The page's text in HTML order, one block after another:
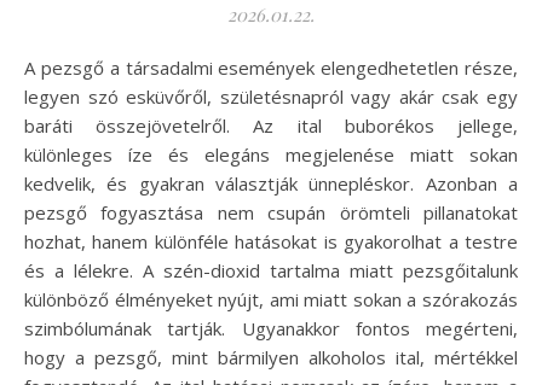
2026.01.22.
A pezsgő a társadalmi események elengedhetetlen része,
legyen szó esküvőről, születésnapról vagy akár csak egy
baráti összejövetelről. Az ital buborékos jellege,
különleges íze és elegáns megjelenése miatt sokan
kedvelik, és gyakran választják ünnepléskor. Azonban a
pezsgő fogyasztása nem csupán örömteli pillanatokat
hozhat, hanem különféle hatásokat is gyakorolhat a testre
és a lélekre. A szén-dioxid tartalma miatt pezsgőitalunk
különböző élményeket nyújt, ami miatt sokan a szórakozás
szimbólumának tartják. Ugyanakkor fontos megérteni,
hogy a pezsgő, mint bármilyen alkoholos ital, mértékkel